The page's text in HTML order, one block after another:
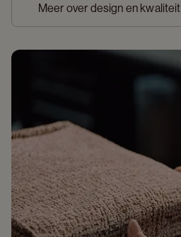
Meer over design en kwaliteit